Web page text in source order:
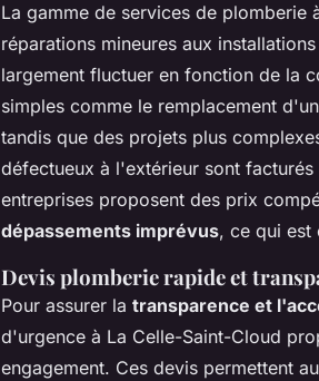
La gamme de services de plomberie
réparations mineures aux
largement fluctuer en fonction de la
simples comme le remplacement
tandis que des projets plus
défectueux à l'extérieur sont
entreprises proposent des prix
dépassements imprévus, ce qui est
Devis plomberie rapide et
Pour assurer la transparence et
d'urgence à La Celle-Saint-Cloud
engagement. Ces devis permettent